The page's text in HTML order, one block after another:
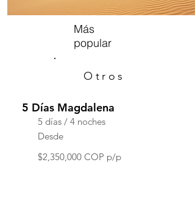
Más
popular
Otros
5 Días Magdalena
5 días / 4 noches
Desde
$2,350,000 COP p/p